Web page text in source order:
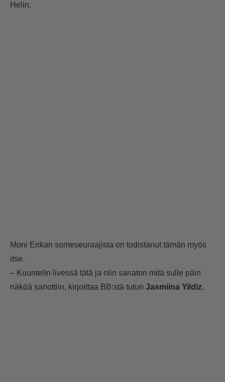
Helin.
Moni Erikan someseuraajista on todistanut tämän myös
itse.
– Kuuntelin livessä tätä ja olin sanaton mitä sulle päin
näköä sanottiin, kirjoittaa BB:stä tutun Jasmiina Yildiz.